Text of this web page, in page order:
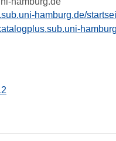
hamburg.de/